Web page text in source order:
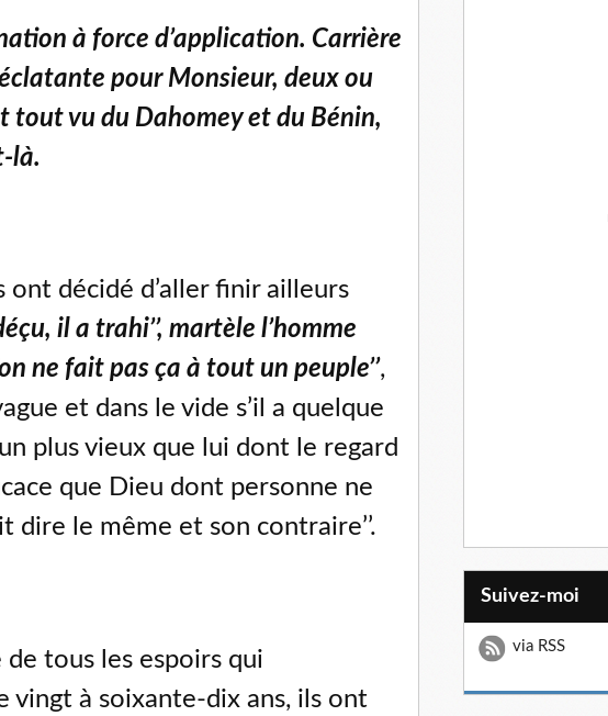
à force d’application. Carrière
pour Monsieur, deux ou
tout vu du Dahomey et du Bénin,
là.
ont décidé d’aller finir ailleurs
il a trahi’’, martèle l’homme
ne fait pas ça à tout un peuple’’,
et dans le vide s’il a quelque
plus vieux que lui dont le regard
que Dieu dont personne ne
dire le même et son contraire’’.
tous les espoirs qui
vingt à soixante-dix ans, ils ont
Suivez-moi
via RSS